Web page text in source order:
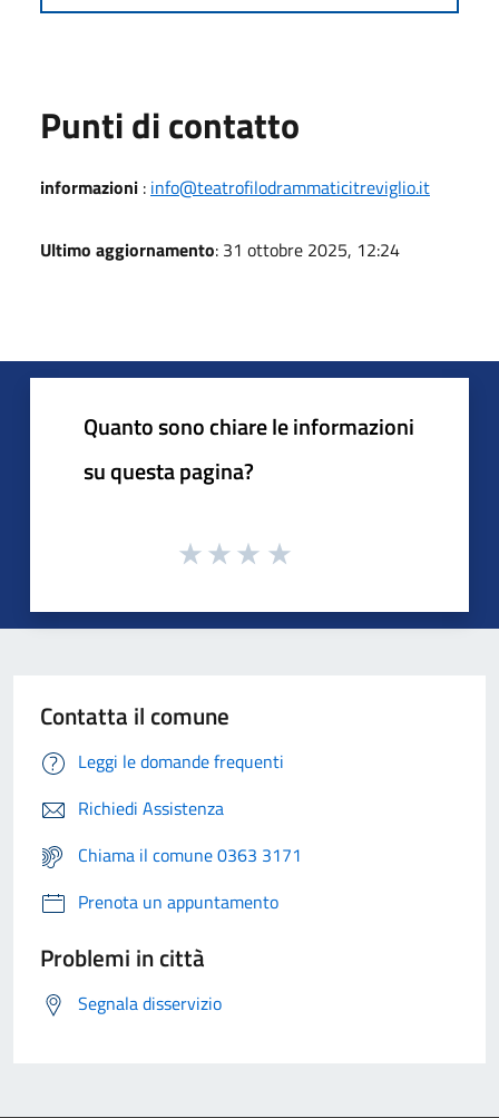
Punti di contatto
informazioni : info@teatrofilodrammaticitreviglio.it
Ultimo aggiornamento: 31 ottobre 2025, 12:24
Quanto sono chiare le informazioni
su questa pagina?
Contatta il comune
Leggi le domande frequenti
Richiedi Assistenza
Chiama il comune 0363 3171
Prenota un appuntamento
Problemi in città
Segnala disservizio